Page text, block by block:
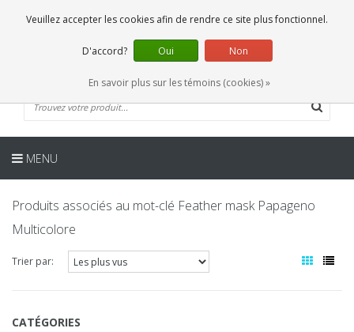
0 Articles
FR
MENU
Produits associés au mot-clé Feather mask Papageno
Multicolore
Trier par:
CATÉGORIES
Veuillez accepter les cookies afin de rendre ce site plus fonctionnel.
D'accord? Oui Non
En savoir plus sur les témoins (cookies) »